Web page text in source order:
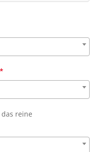
*
reine